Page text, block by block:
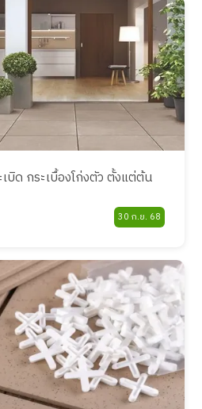
บิด กระเบื้องโก่งตัว ตั้งแต่ต้น
30 ก.ย. 68